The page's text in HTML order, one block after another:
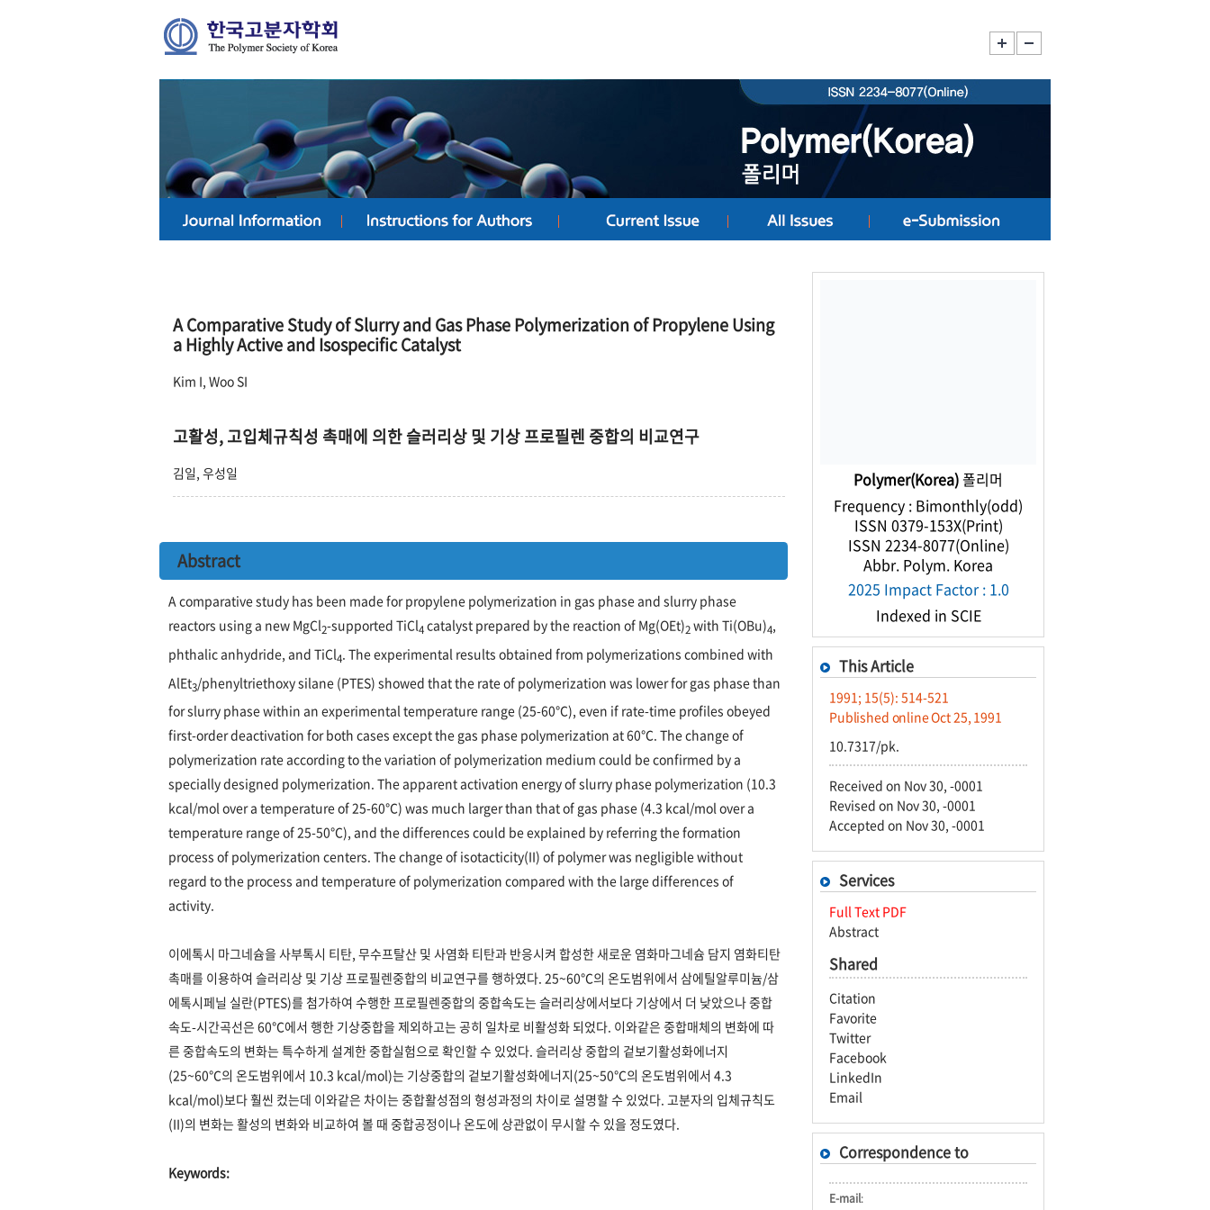
A Comparative Study of Slurry and Gas Phase Polymerization of Propylene Using
a Highly Active and Isospecific Catalyst
Kim I, Woo SI
고활성, 고입체규칙성 촉매에 의한 슬러리상 및 기상 프로필렌 중합의 비교연구
김일, 우성일
Abstract
A comparative study has been made for propylene polymerization in gas phase and slurry phase
reactors using a new MgCl2-supported TiCl4catalyst prepared by the reaction of Mg(OEt)2with Ti(OBu)4,
phthalic anhydride, and TiCl4 . The experimental results obtained from polymerizations combined with
AlEt3/phenyltriethoxy silane (PTES) showed that the rate of polymerization was lower for gas phase than
for slurry phase within an experimental temperature range (25-60℃), even if rate-time profiles obeyed
first-order deactivation for both cases except the gas phase polymerization at 60℃. The change of
polymerization rate according to the variation of polymerization medium could be confirmed by a
specially designed polymerization. The apparent activation energy of slurry phase polymerization (10.3
kcal/mol over a temperature of 25-60℃) was much larger than that of gas phase (4.3 kcal/mol over a
temperature range of 25-50℃), and the differences could be explained by referring the formation
process of polymerization centers. The change of isotacticity(II) of polymer was negligible without
regard to the process and temperature of polymerization compared with the large differences of
activity.
이에톡시 마그네슘을 사부톡시 티탄, 무수프탈산 및 사염화 티탄과 반응시켜 합성한 새로운 염화마그네슘 담지 염화티탄
촉매를 이용하여 슬러리상 및 기상 프로필렌중합의 비교연구를 행하였다. 25~60℃의 온도범위에서 삼에틸알루미늄/삼
에톡시페닐 실란(PTES)를 첨가하여 수행한 프로필렌중합의 중합속도는 슬러리상에서보다 기상에서 더 낮았으나 중합
속도-시간곡선은 60℃에서 행한 기상중합을 제외하고는 공히 일차로 비활성화 되었다. 이와같은 중합매체의 변화에 따
른 중합속도의 변화는 특수하게 설계한 중합실험으로 확인할 수 있었다. 슬러리상 중합의 겉보기활성화에너지
(25~60℃의 온도범위에서 10.3 kcal/mol)는 기상중합의 겉보기활성화에너지(25~50℃의 온도범위에서 4.3
kcal/mol)보다 훨씬 컸는데 이와같은 차이는 중합활성점의 형성과정의 차이로 설명할 수 있었다. 고분자의 입체규칙도
(II)의 변화는 활성의 변화와 비교하여 볼 때 중합공정이나 온도에 상관없이 무시할 수 있을 정도였다.
Keywords:
Polymer(Korea)폴리머
Frequency : Bimonthly(odd)
ISSN 0379-153X(Print)
ISSN 2234-8077(Online)
Abbr. Polym. Korea
2025 Impact Factor : 1.0
Indexed in SCIE
This Article
1991; 15(5): 514-521
Published online Oct 25, 1991
10.7317/pk.
Received on Nov 30, -0001
Revised on Nov 30, -0001
Accepted on Nov 30, -0001
Services
Full Text PDF
Abstract
Shared
Citation
Favorite
Twitter
Facebook
LinkedIn
Email
Correspondence to
E-mail: